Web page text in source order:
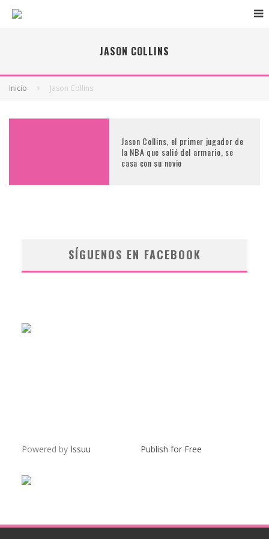
JASON COLLINS
Inicio Jason Collins
Jason Collins, el primer jugador de
la NBA que salió del armario, se
casa con su novio
SÍGUENOS EN FACEBOOK
Powered by Issuu Publish for Free